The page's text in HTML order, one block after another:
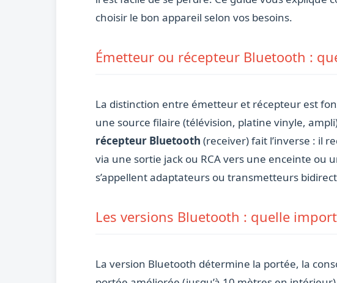
choisir le bon appareil selon vos besoins.
Émetteur ou récepteur Bluetooth :
La distinction entre émetteur et récepteur est
une source filaire (télévision, platine vinyle,
récepteur Bluetooth (receiver) fait l’inverse : il
via une sortie jack ou RCA vers une enceinte
s’appellent adaptateurs ou transmetteurs
Les versions Bluetooth : quelle
La version Bluetooth détermine la portée, la